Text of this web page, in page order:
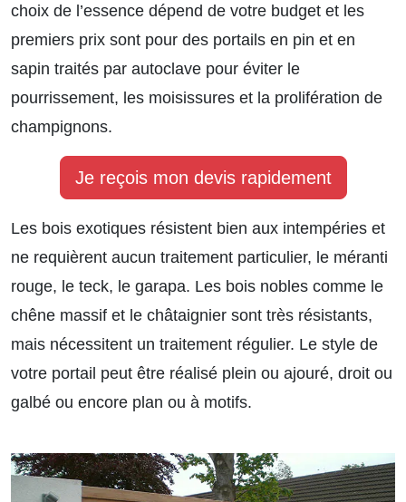
choix de l’essence dépend de votre budget et les
premiers prix sont pour des portails en pin et en
sapin traités par autoclave pour éviter le
pourrissement, les moisissures et la prolifération de
champignons.
Je reçois mon devis rapidement
Les bois exotiques résistent bien aux intempéries et
ne requièrent aucun traitement particulier, le méranti
rouge, le teck, le garapa. Les bois nobles comme le
chêne massif et le châtaignier sont très résistants,
mais nécessitent un traitement régulier. Le style de
votre portail peut être réalisé plein ou ajouré, droit ou
galbé ou encore plan ou à motifs.